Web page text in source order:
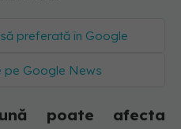
preferată în Google
pe Google News
poate afecta